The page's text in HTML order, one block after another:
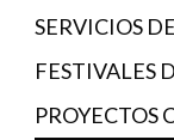
SERVICIOS
FESTIVALES
PROYECTOS